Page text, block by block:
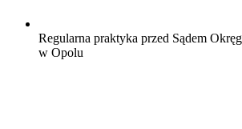
Regularna praktyka przed Sądem
w Opolu